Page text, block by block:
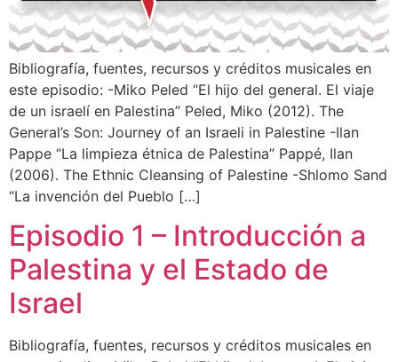
Bibliografía, fuentes, recursos y créditos musicales en
este episodio: -Miko Peled “El hijo del general. El viaje
de un israelí en Palestina” Peled, Miko (2012). The
General’s Son: Journey of an Israeli in Palestine -Ilan
Pappe “La limpieza étnica de Palestina” Pappé, Ilan
(2006). The Ethnic Cleansing of Palestine -Shlomo Sand
“La invención del Pueblo […]
Episodio 1 – Introducción a
Palestina y el Estado de
Israel
Bibliografía, fuentes, recursos y créditos musicales en